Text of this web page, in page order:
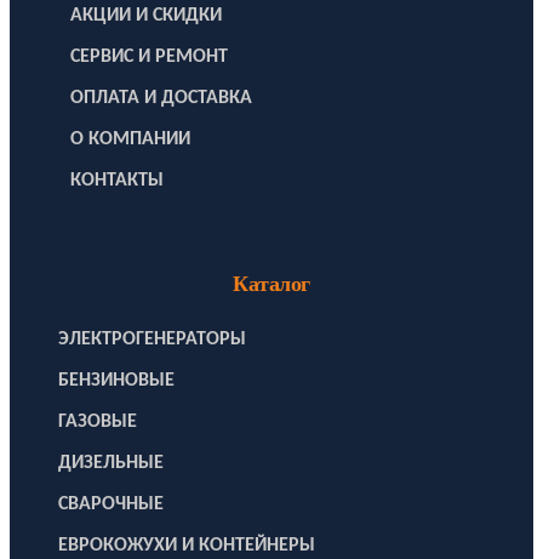
АКЦИИ И СКИДКИ
СЕРВИС И РЕМОНТ
ОПЛАТА И ДОСТАВКА
О КОМПАНИИ
КОНТАКТЫ
Каталог
ЭЛЕКТРОГЕНЕРАТОРЫ
БЕНЗИНОВЫЕ
ГАЗОВЫЕ
ДИЗЕЛЬНЫЕ
СВАРОЧНЫЕ
ЕВРОКОЖУХИ И КОНТЕЙНЕРЫ